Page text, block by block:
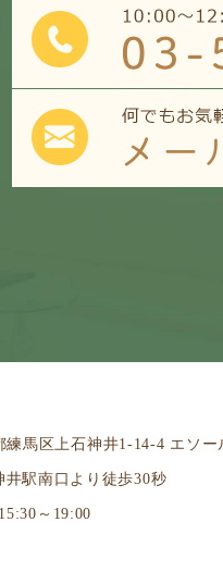
馬区上石神井1-14-4 エソー
駅南口より徒歩30秒
～19:00